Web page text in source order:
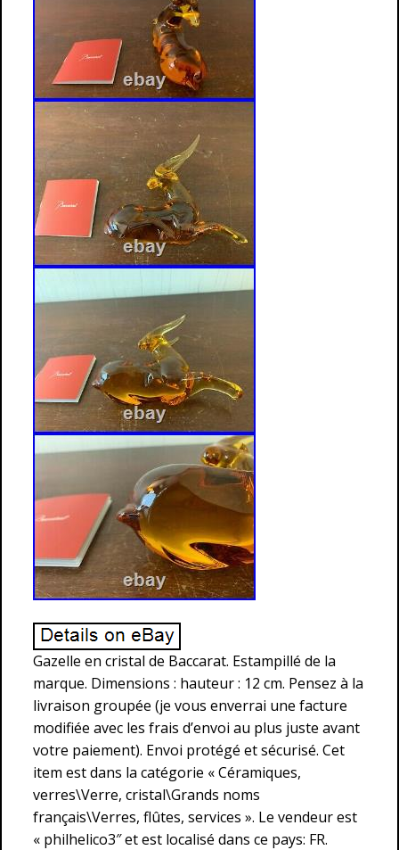
Gazelle en cristal de Baccarat. Estampillé de la
marque. Dimensions : hauteur : 12 cm. Pensez à la
livraison groupée (je vous enverrai une facture
modifiée avec les frais d’envoi au plus juste avant
votre paiement). Envoi protégé et sécurisé. Cet
item est dans la catégorie « Céramiques,
verres\Verre, cristal\Grands noms
français\Verres, flûtes, services ». Le vendeur est
« philhelico3″ et est localisé dans ce pays: FR.